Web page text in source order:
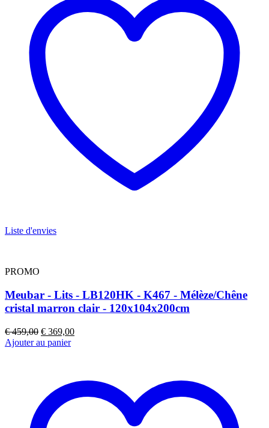
Liste d'envies
PROMO
Meubar - Lits - LB120HK - K467 - Mélèze/Chêne
cristal marron clair - 120x104x200cm
€459,00 Le
prix
€ 369,00Le
Ajouter au panier